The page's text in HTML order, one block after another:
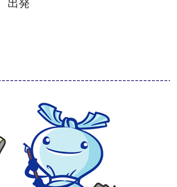
出発